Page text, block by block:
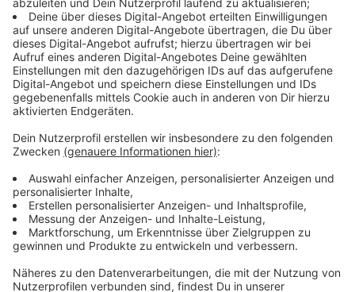
sondern ganz persönliche Geschichten - das ist „Fünf
für"!
Anzeige
Wir benötigen Ihre
Zustimmung, um den YouTube
Video-Service zu laden!
Wir verwenden einen Service eines
Drittanbieters, um Videoinhalte
einzubetten. Dieser Service kann
sammeln. Bitte lesen Sie die